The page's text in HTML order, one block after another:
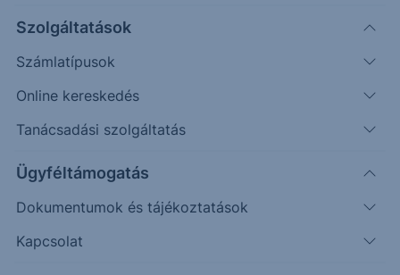
Szolgáltatások
Számlatípusok
Online kereskedés
Tanácsadási szolgáltatás
Ügyféltámogatás
Dokumentumok és tájékoztatások
Kapcsolat
eszközállomány 870 milliárd euró volt 2025
végén;
foglalkoztat, piaci kapitalizációja pedig
meghaladja a 110 milliárd eurót;
bevételek 45%-át generálja. Németország
bő 20%-kal, Ausztria és a KKE régió
bevételekhez;